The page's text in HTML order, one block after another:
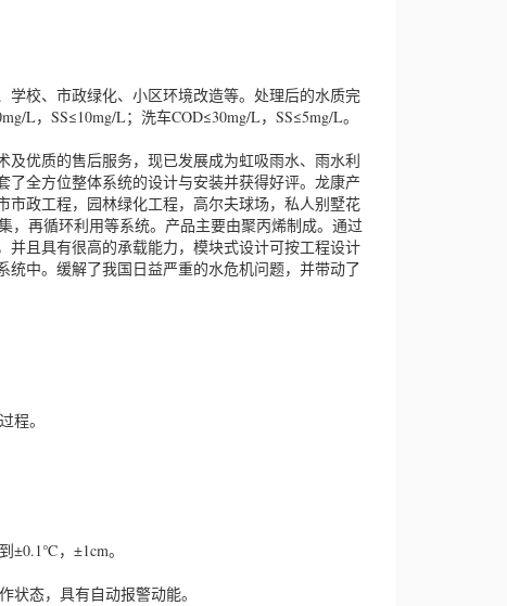
校、市政绿化、小区环境改造等。处理后的水质完
L，SS≤10mg/L；洗车COD≤30mg/L，SS≤5mg/L。
优质的售后服务，现已发展成为虹吸雨水、雨水利
全方位整体系统的设计与安装并获得好评。龙康产
政工程，园林绿化工程，高尔夫球场，私人别墅花
，再循环利用等系统。产品主要由聚丙烯制成。通过
并且具有很高的承载能力，模块式设计可按工程设计
中。缓解了我国日益严重的水危机问题，并带动了
。
，±1cm。
态，具有自动报警动能。